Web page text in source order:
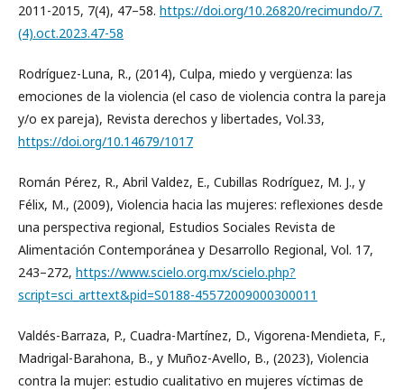
2011-2015, 7(4), 47–58. https://doi.org/10.26820/recimundo/7.
(4).oct.2023.47-58
Rodríguez-Luna, R., (2014), Culpa, miedo y vergüenza: las
emociones de la violencia (el caso de violencia contra la pareja
y/o ex pareja), Revista derechos y libertades, Vol.33,
https://doi.org/10.14679/1017
Román Pérez, R., Abril Valdez, E., Cubillas Rodríguez, M. J., y
Félix, M., (2009), Violencia hacia las mujeres: reflexiones desde
una perspectiva regional, Estudios Sociales Revista de
Alimentación Contemporánea y Desarrollo Regional, Vol. 17,
243–272, https://www.scielo.org.mx/scielo.php?
script=sci_arttext&pid=S0188-45572009000300011
Valdés-Barraza, P., Cuadra-Martínez, D., Vigorena-Mendieta, F.,
Madrigal-Barahona, B., y Muñoz-Avello, B., (2023), Violencia
contra la mujer: estudio cualitativo en mujeres víctimas de